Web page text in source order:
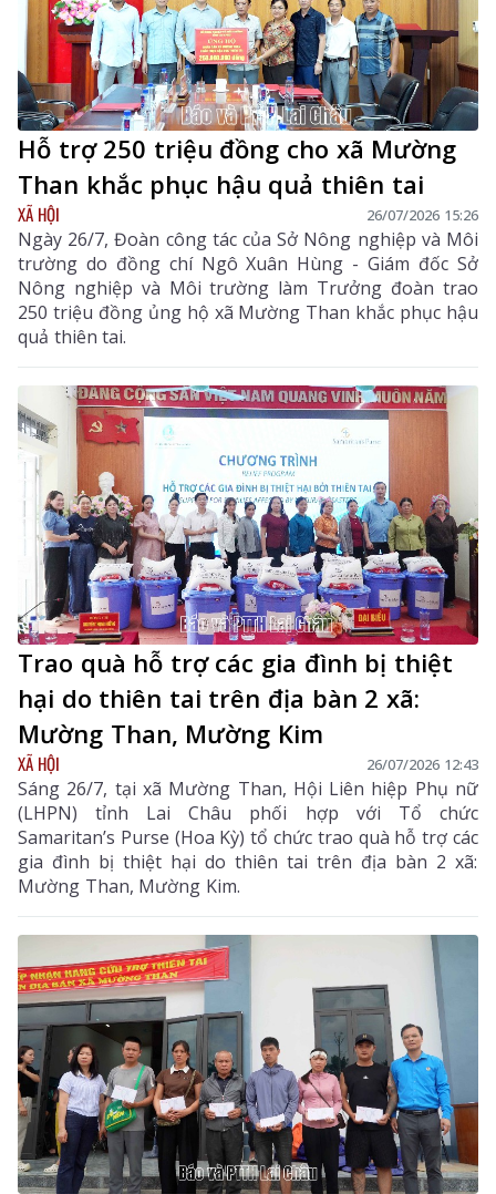
Hỗ trợ 250 triệu đồng cho xã Mường
Than khắc phục hậu quả thiên tai
XÃ HỘI 26/07/2026 15:26
Ngày 26/7, Đoàn công tác của Sở Nông nghiệp và Môi
trường do đồng chí Ngô Xuân Hùng - Giám đốc Sở
Nông nghiệp và Môi trường làm Trưởng đoàn trao
250 triệu đồng ủng hộ xã Mường Than khắc phục hậu
quả thiên tai.
Trao quà hỗ trợ các gia đình bị thiệt
hại do thiên tai trên địa bàn 2 xã:
Mường Than, Mường Kim
XÃ HỘI 26/07/2026 12:43
Sáng 26/7, tại xã Mường Than, Hội Liên hiệp Phụ nữ
(LHPN) tỉnh Lai Châu phối hợp với Tổ chức
Samaritan’s Purse (Hoa Kỳ) tổ chức trao quà hỗ trợ các
gia đình bị thiệt hại do thiên tai trên địa bàn 2 xã:
Mường Than, Mường Kim.